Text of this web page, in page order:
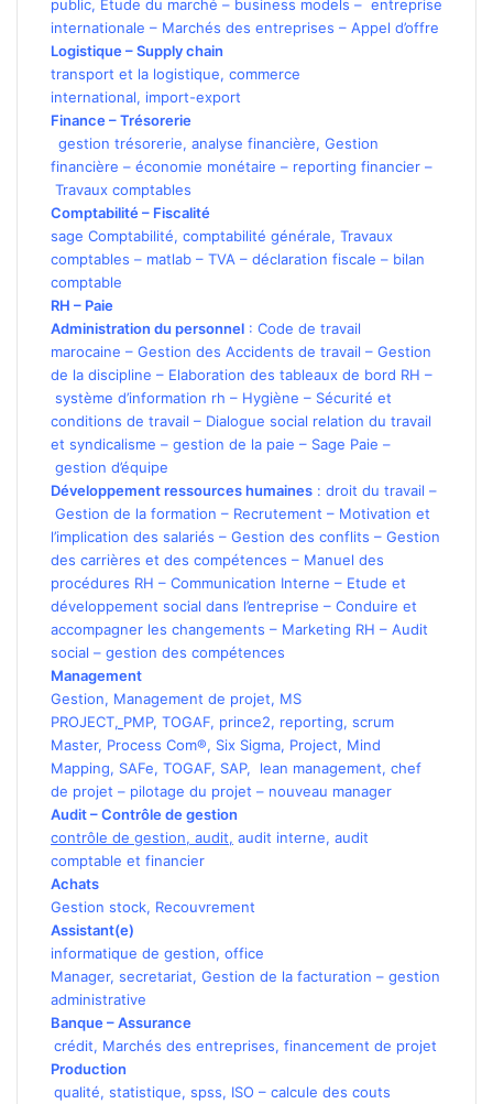
public, Etude du marché – business models – entreprise
internationale – Marchés des entreprises – Appel d’offre
Logistique–Supply chain
transport et la logistique, commerce
international, import-export
Finance – Trésorerie
gestion trésorerie, analyse financière, Gestion
financière – économie monétaire – reporting financier –
Travaux comptables
Comptabilité– Fiscalité
sage Comptabilité, comptabilité générale, Travaux
comptables – matlab – TVA – déclaration fiscale – bilan
comptable
RH – Paie
Administration du personnel : Code de travail
marocaine – Gestion des Accidents de travail – Gestion
de la discipline – Elaboration des tableaux de bord RH –
système d’information rh – Hygiène – Sécurité et
conditions de travail – Dialogue social relation du travail
et syndicalisme – gestion de la paie – Sage Paie –
gestion d’équipe
Développement ressources humaines : droit du travail –
Gestion de la formation – Recrutement – Motivation et
l’implication des salariés – Gestion des conflits – Gestion
des carrières et des compétences – Manuel des
procédures RH – Communication Interne – Etude et
développement social dans l’entreprise – Conduire et
accompagner les changements – Marketing RH – Audit
social – gestion des compétences
Management
Gestion, Management de projet, MS
PROJECT, PMP, TOGAF, prince2, reporting, scrum
Master, Process Com®, Six Sigma, Project, Mind
Mapping, SAFe, TOGAF, SAP, lean management, chef
de projet – pilotage du projet – nouveau manager
Audit – Contrôle de gestion
contrôle de gestion, audit, audit interne, audit
comptable et financier
Achats
Gestion stock, Recouvrement
Assistant(e)
informatique de gestion, office
Manager, secretariat, Gestion de la facturation – gestion
administrative
Banque–Assurance
crédit, Marchés des entreprises, financement de projet
Production
qualité, statistique, spss, ISO – calcule des couts